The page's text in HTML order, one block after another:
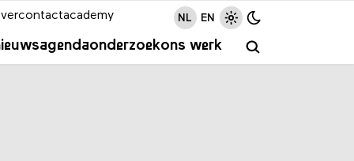
agendaonderzoekons werk
contactacademy NL EN